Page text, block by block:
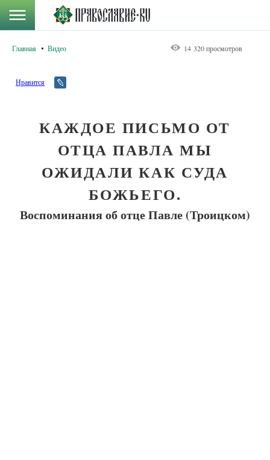
Главная Видео 14 320 просмотров
Нравится
КАЖДОЕ ПИСЬМО ОТ
ОТЦА ПАВЛА МЫ
ОЖИДАЛИ КАК СУДА
БОЖЬЕГО.
Воспоминания об отце Павле (Троицком)